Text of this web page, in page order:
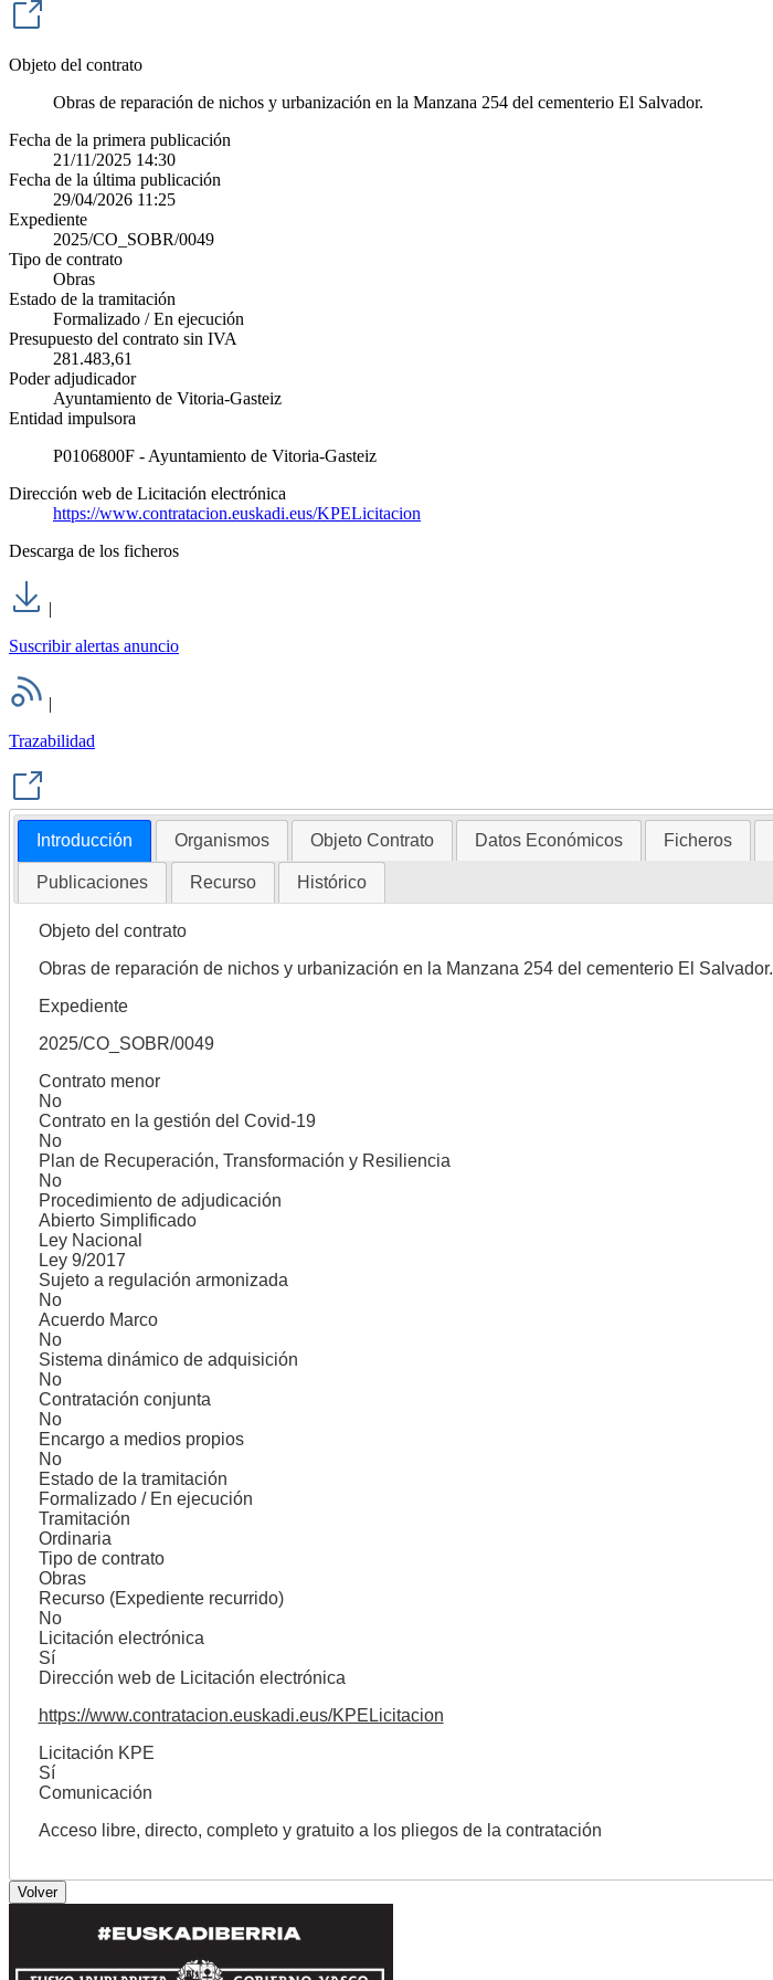
Objeto del contrato
Obras de reparación de nichos y urbanización en la Manzana 254 del cementerio El Salvador.
Fecha de la primera publicación
21/11/2025 14:30
Fecha de la última publicación
29/04/2026 11:25
Expediente
2025/CO_SOBR/0049
Tipo de contrato
Obras
Estado de la tramitación
Formalizado / En ejecución
Presupuesto del contrato sin IVA
281.483,61
Poder adjudicador
Ayuntamiento de Vitoria-Gasteiz
Entidad impulsora
P0106800F - Ayuntamiento de Vitoria-Gasteiz
Dirección web de Licitación electrónica
https://www.contratacion.euskadi.eus/KPELicitacion
Descarga de los ficheros
|
Suscribir alertas anuncio
|
Trazabilidad
Introducción Organismos Objeto Contrato Datos Económicos Ficheros
Publicaciones Recurso Histórico
Objeto del contrato
Obras de reparación de nichos y urbanización en la Manzana 254 del cementerio El Salvador.
Expediente
2025/CO_SOBR/0049
Contrato menor
No
Contrato en la gestión del Covid-19
No
Plan de Recuperación, Transformación y Resiliencia
No
Procedimiento de adjudicación
Abierto Simplificado
Ley Nacional
Ley 9/2017
Sujeto a regulación armonizada
No
Acuerdo Marco
No
Sistema dinámico de adquisición
No
Contratación conjunta
No
Encargo a medios propios
No
Estado de la tramitación
Formalizado / En ejecución
Tramitación
Ordinaria
Tipo de contrato
Obras
Recurso (Expediente recurrido)
No
Licitación electrónica
Sí
Dirección web de Licitación electrónica
https://www.contratacion.euskadi.eus/KPELicitacion
Licitación KPE
Sí
Comunicación
Acceso libre, directo, completo y gratuito a los pliegos de la contratación